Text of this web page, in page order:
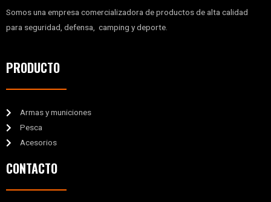
Somos una empresa comercializadora de productos de alta calidad
para seguridad, defensa, camping y deporte.
PRODUCTO
Armas y municiones
Pesca
Acesorios
CONTACTO